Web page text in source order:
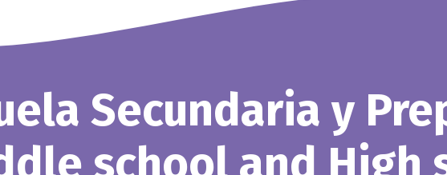
Secundaria y
school and High